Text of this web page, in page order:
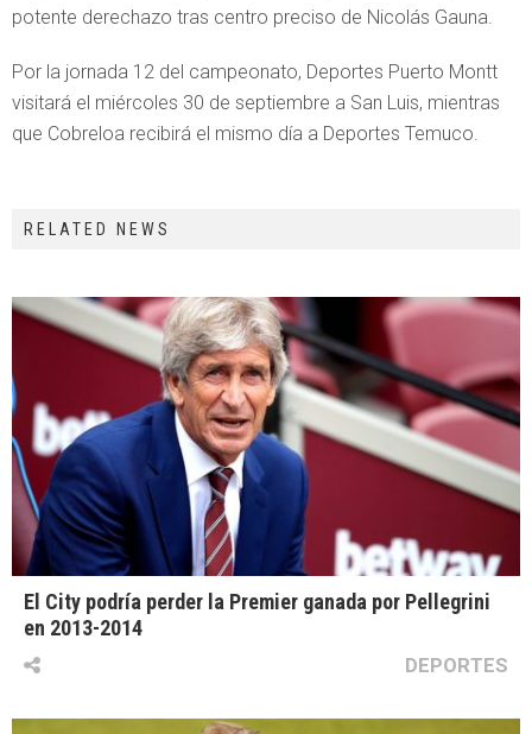
potente derechazo tras centro preciso de Nicolás Gauna.
Por la jornada 12 del campeonato, Deportes Puerto Montt
visitará el miércoles 30 de septiembre a San Luis, mientras
que Cobreloa recibirá el mismo día a Deportes Temuco.
RELATED NEWS
El City podría perder la Premier ganada por Pellegrini
en 2013-2014
DEPORTES